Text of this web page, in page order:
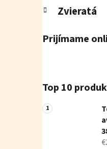
Zvieratá
Prijímame
Top 10